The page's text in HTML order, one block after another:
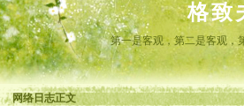
格致
第一是客观，第二是客观，
网络日志正文